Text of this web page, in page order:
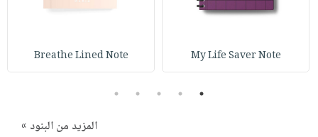
My Life Saver Note
Breathe Lined Note
1
2
3
4
5
المزيد من البنود »